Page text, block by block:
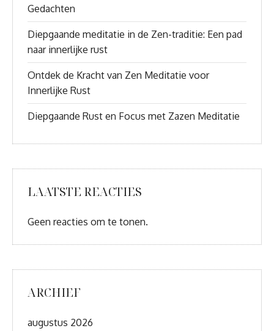
Gedachten
Diepgaande meditatie in de Zen-traditie: Een pad
naar innerlijke rust
Ontdek de Kracht van Zen Meditatie voor
Innerlijke Rust
Diepgaande Rust en Focus met Zazen Meditatie
LAATSTE REACTIES
Geen reacties om te tonen.
ARCHIEF
augustus 2026